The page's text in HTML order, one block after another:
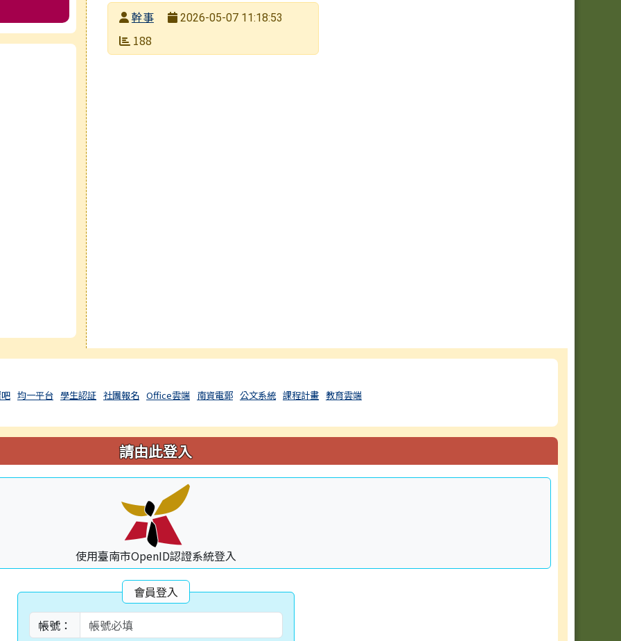
發布者
幹事
發布日期
2026-05-07 11:18:53
瀏覽次數
188
均一平台 學生認証 社團報名 Office雲端 南資電郵 公文系統 課程計畫 教育雲端
請由此登入
使用臺南市OpenID認證系統登入
會員登入
帳號：